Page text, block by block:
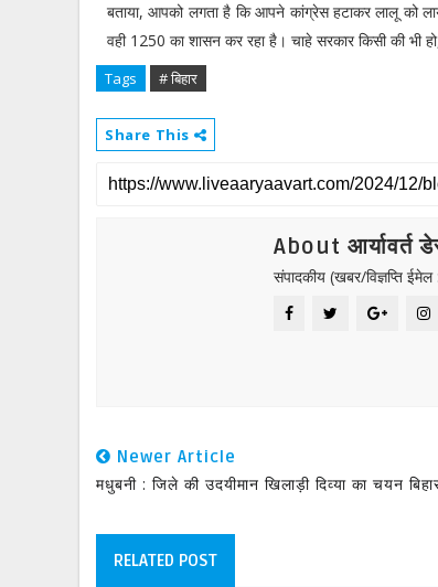
बताया, आपको लगता है कि आपने कांग्रेस हटाकर लालू को
वही 1250 का शासन कर रहा है। चाहे सरकार किसी की भी
Tags # बिहार
Share This
About आर्यावर्त
संपादकीय (खबर/विज्ञप्ति
Newer Article
मधुबनी : जिले की उदयीमान खिलाड़ी दिव्या का चयन
RELATED POST